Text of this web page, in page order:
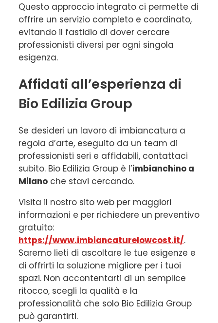
Questo approccio integrato ci permette di
offrire un servizio completo e coordinato,
evitando il fastidio di dover cercare
professionisti diversi per ogni singola
esigenza.
Affidati all’esperienza di
Bio Edilizia Group
Se desideri un lavoro di imbiancatura a
regola d’arte, eseguito da un team di
professionisti seri e affidabili, contattaci
subito. Bio Edilizia Group è l’imbianchino a
Milano che stavi cercando.
Visita il nostro sito web per maggiori
informazioni e per richiedere un preventivo
gratuito:
https://www.imbiancaturelowcost.it/.
Saremo lieti di ascoltare le tue esigenze e
di offrirti la soluzione migliore per i tuoi
spazi. Non accontentarti di un semplice
ritocco, scegli la qualità e la
professionalità che solo Bio Edilizia Group
può garantirti.